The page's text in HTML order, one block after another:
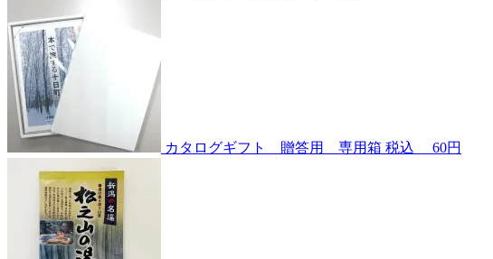
カタログギフト 贈答用 専用箱 税込 60円